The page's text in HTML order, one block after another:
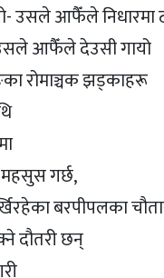
उसले आफैँले निधारमा
आफैँले देउसी गायो
रोमाञ्चक झड्काहरू
गर्छ,
बरपीपलका
दौतरी छन्